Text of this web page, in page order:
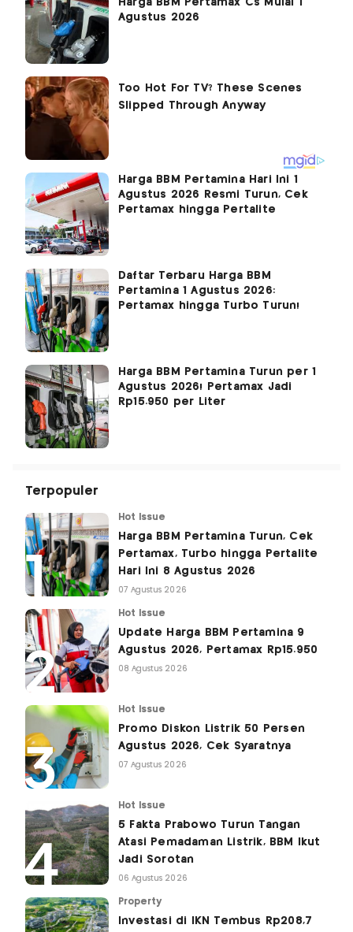
Harga BBM Pertamax Cs Mulai 1
Agustus 2026
Harga BBM Pertamina Hari Ini 1
Agustus 2026 Resmi Turun, Cek
Pertamax hingga Pertalite
Daftar Terbaru Harga BBM
Pertamina 1 Agustus 2026:
Pertamax hingga Turbo Turun!
Harga BBM Pertamina Turun per 1
Agustus 2026! Pertamax Jadi
Rp15.950 per Liter
Terpopuler
Hot Issue
Harga BBM Pertamina Turun, Cek
Pertamax, Turbo hingga Pertalite
Hari Ini 8 Agustus 2026
07 Agustus 2026
Hot Issue
Update Harga BBM Pertamina 9
Agustus 2026, Pertamax Rp15.950
08 Agustus 2026
Hot Issue
Promo Diskon Listrik 50 Persen
Agustus 2026, Cek Syaratnya
07 Agustus 2026
Hot Issue
5 Fakta Prabowo Turun Tangan
Atasi Pemadaman Listrik, BBM Ikut
Jadi Sorotan
06 Agustus 2026
Property
Investasi di IKN Tembus Rp208,7